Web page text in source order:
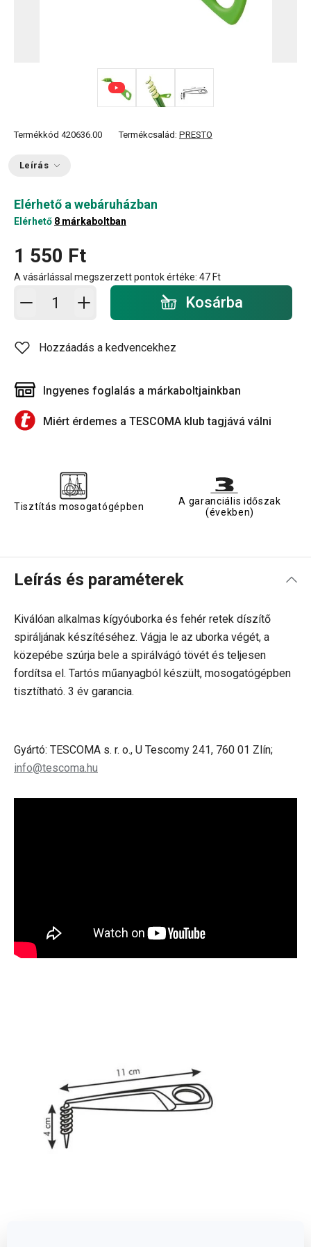
Termékkód 420636.00 Termékcsalád: PRESTO
Leírás
Elérhető a webáruházban
Elérhető 8 márkaboltban
1 550 Ft
A vásárlással megszerzett pontok értéke: 47 Ft
Kosárba - mennyiség Kosárba
Hozzáadás a kedvencekhez
Ingyenes foglalás a márkaboltjainkban
Miért érdemes a TESCOMA klub tagjává válni
Tisztítás mosogatógépben
A garanciális időszak
(években)
Leírás és paraméterek
Kiválóan alkalmas kígyóuborka és fehér retek díszítő
spiráljának készítéséhez. Vágja le az uborka végét, a
közepébe szúrja bele a spirálvágó tövét és teljesen
fordítsa el. Tartós műanyagból készült, mosogatógépben
tisztítható. 3 év garancia.
Gyártó: TESCOMA s. r. o., U Tescomy 241, 760 01 Zlín;
info@tescoma.hu